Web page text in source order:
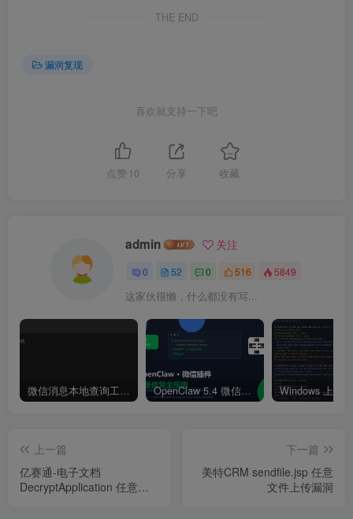
THE END
漏洞复现
喜欢就支持一下吧
点赞 10 分享 收藏
admin 关注
0 52 0 516 5849
这家伙很懒，什么都没有写...
微信消息本地查询工具 wechat-cli：从安装到玩转 AI 自动化监控 OpenClaw 5.4 微信插件登录失败修复指南
上一篇
亿赛通-电子文档
DecryptApplication 任意文
下一篇
美特CRM sendfile.jsp 任意
文件上传漏洞